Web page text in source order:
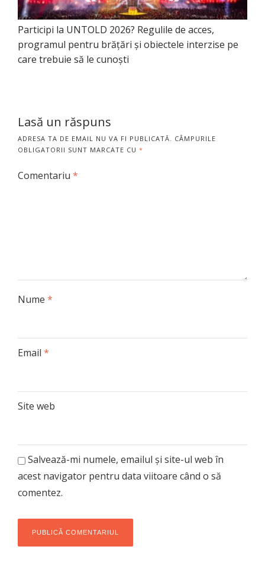
Participi la UNTOLD 2026? Regulile de acces,
programul pentru brățări și obiectele interzise pe
care trebuie să le cunoști
Lasă un răspuns
ADRESA TA DE EMAIL NU VA FI PUBLICATĂ. CÂMPURILE
OBLIGATORII SUNT MARCATE CU *
Comentariu *
Nume *
Email *
Site web
Salvează-mi numele, emailul și site-ul web în
acest navigator pentru data viitoare când o să
comentez.